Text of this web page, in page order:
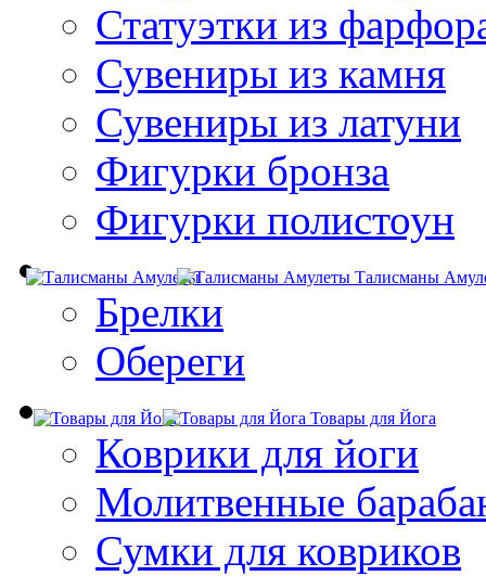
Статуэтки из
Сувениры из камня
Сувениры из латуни
Фигурки бронза
Фигурки полистоун
Талисманы
Брелки
Обереги
Товары для Йога
Коврики для йоги
Молитвенные
Сумки для ковриков